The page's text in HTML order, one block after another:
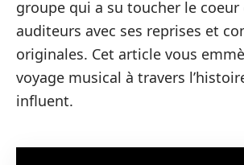
groupe qui a su toucher le coeur
auditeurs avec ses reprises et
originales. Cet article vous
voyage musical à travers
influent.